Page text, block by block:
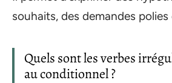
souhaits, des demandes
Quels sont les verbes
au conditionnel ?